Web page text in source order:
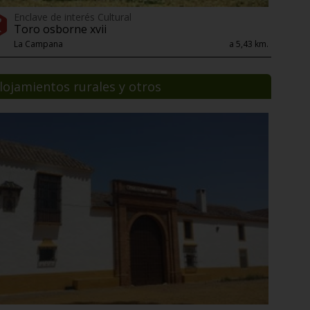
Enclave de interés Cultural
Toro osborne xvii
La Campana a 5,43 km.
rurales y otros